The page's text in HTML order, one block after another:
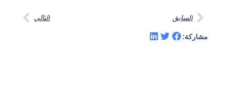
السابق التالي
مشاركة: